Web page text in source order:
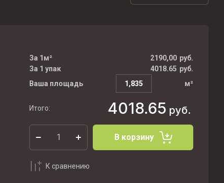
За 1м² 2190,00 руб.
За 1 упак
4018.65 руб.
Ваша площадь
м²
Итого: 4018.65 руб.
В корзину
К сравнению